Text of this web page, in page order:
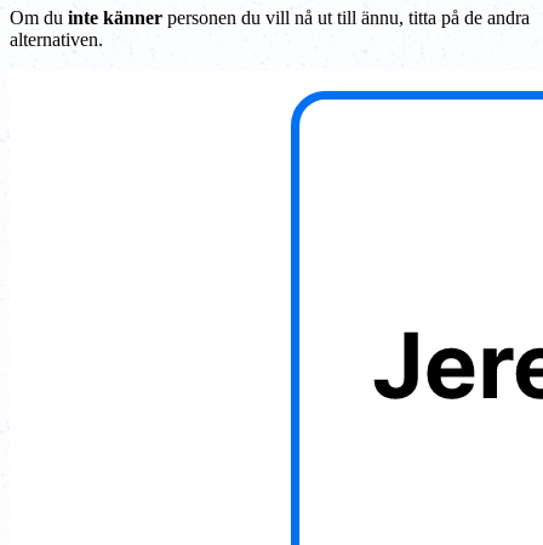
Om du inte känner personen du vill nå ut till ännu, titta på de andra
alternativen.